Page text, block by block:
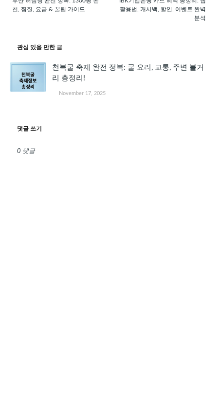
활용법, 캐시백, 할인, 이벤트 완벽
분석
천, 찜질, 요금 & 꿀팁 가이드
관심 있을 만한 글
천북굴 축제 완전 정복: 굴 요리, 교통, 주변 볼거
리 총정리!
November 17, 2025
댓글 쓰기
0 댓글